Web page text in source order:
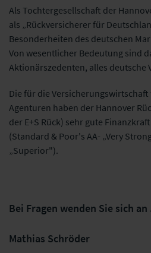
Als Tochtergesellschaft der
als „Rückversicherer für
Besonderheiten des deutschen
Von wesentlicher Bedeutung sind
Aktionärszedenten, alles deutsche
Die für die
Agenturen haben der Hannover
der E+S Rück) sehr gute
(Standard & Poor's AA- „Very
„Superior").
Bei Fragen wenden Sie sich an
Mathias Schröder